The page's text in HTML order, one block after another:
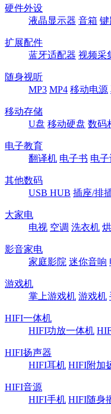
硬件外设
液晶显示器 音箱 键
扩展配件
蓝牙适配器 视频采
随身视听
MP3 MP4 移动电源
移动存储
U盘 移动硬盘 数码
电子教育
翻译机 电子书 电
其他数码
USB HUB 插座/排
大家电
电视 空调 洗衣机
影音家电
家庭影院 迷你音响
游戏机
掌上游戏机 游戏机
HIFI一体机
HIFI功放一体机
HIFI扬声器
HIFI耳机 HIFI附加
HIFI音源
HIFI手机 HIFI随身